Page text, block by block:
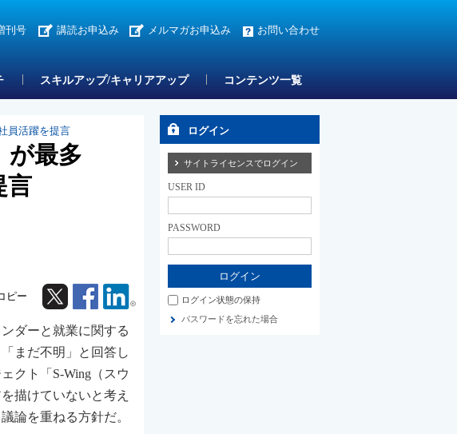
刊号 講読お申込み メルマガお申込み お問い合わせ
スキルアップ/キャリアアップ コンテンツ一覧
員活躍を提言
が最多
言
ピー Twitter Facebook Linkedin
ダーと就業に関する
まだ不明」と回答し
クト「S-Wing（スウ
描けていないと考え
論を重ねる方針だ。
ログイン
サイトライセンスでログイン
USER ID
PASSWORD
ログイン状態の保持
パスワードを忘れた場合